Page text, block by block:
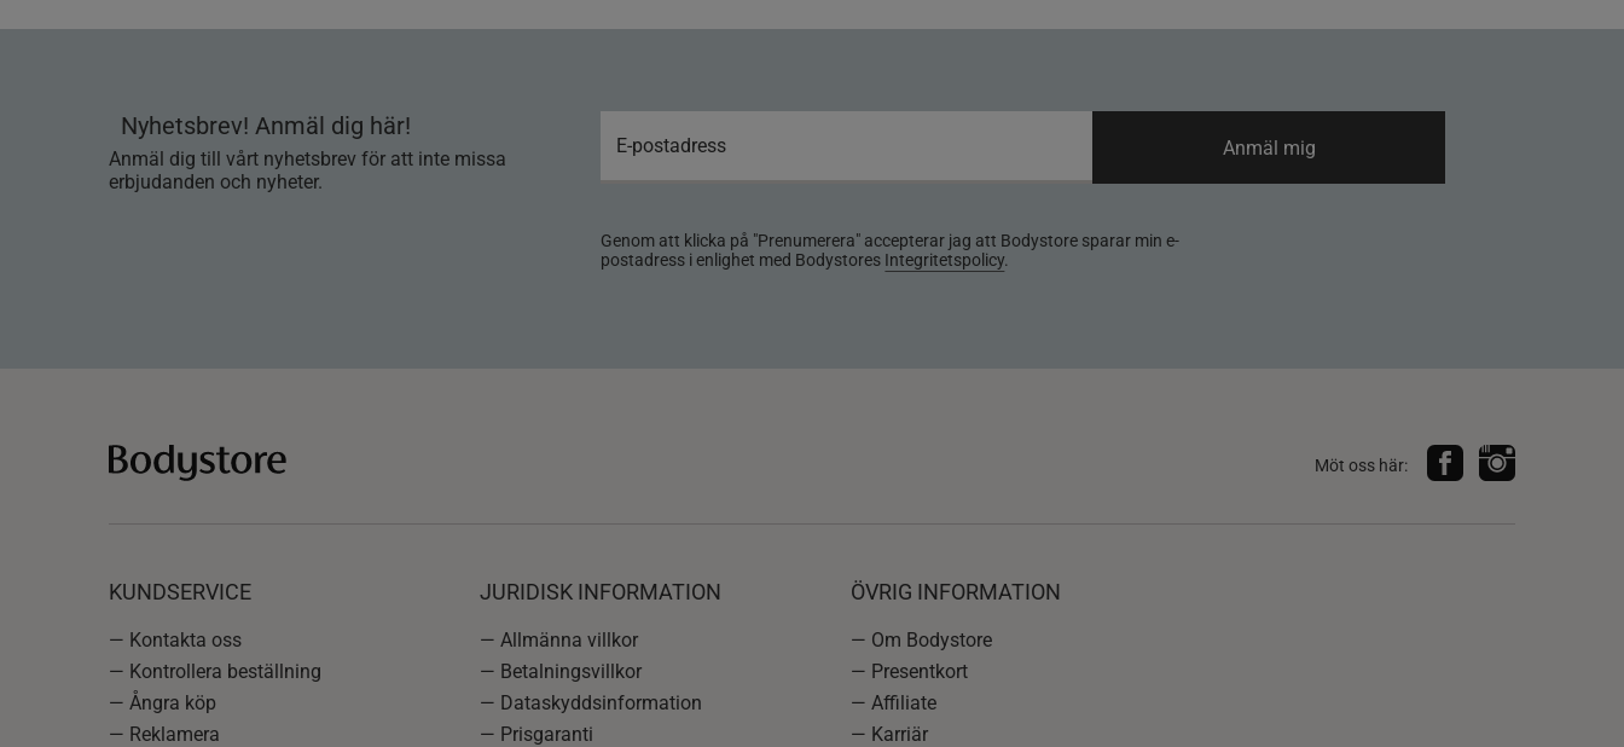
Nyhetsbrev! Anmäl dig här!
Anmäl dig till vårt nyhetsbrev för att inte missa
erbjudanden och nyheter.
Genom att klicka på "Prenumerera" accepterar jag att Bodystore sparar min e-
postadress i enlighet med Bodystores Integritetspolicy.
Anmäl mig
Möt oss här:
KUNDSERVICE
— Kontakta oss
— Kontrollera beställning
— Ångra köp
— Reklamera
JURIDISK INFORMATION
— Allmänna villkor
— Betalningsvillkor
— Dataskyddsinformation
— Prisgaranti
ÖVRIG INFORMATION
— Om Bodystore
— Presentkort
— Affiliate
— Karriär